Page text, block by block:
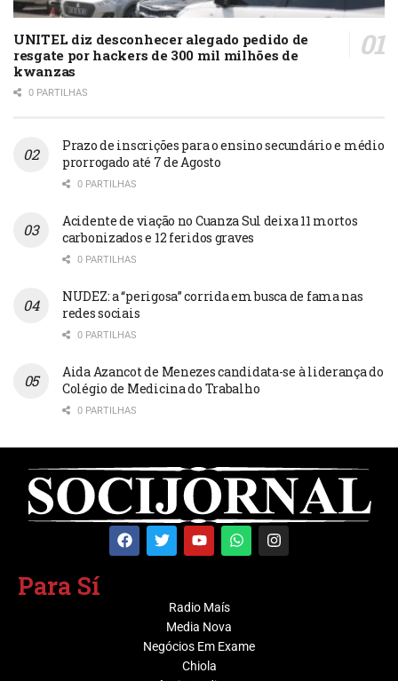
UNITEL diz desconhecer alegado pedido de
resgate por hackers de 300 mil milhões de
kwanzas
0 PARTILHAS
Prazo de inscrições para o ensino secundário e médio
prorrogado até 7 de Agosto
0 PARTILHAS
Acidente de viação no Cuanza Sul deixa 11 mortos
carbonizados e 12 feridos graves
0 PARTILHAS
NUDEZ: a “perigosa” corrida em busca de fama nas
redes sociais
0 PARTILHAS
Aida Azancot de Menezes candidata-se à liderança do
Colégio de Medicina do Trabalho
0 PARTILHAS
Para Sí
Radio Maís
Media Nova
Negócios Em Exame
Chiola